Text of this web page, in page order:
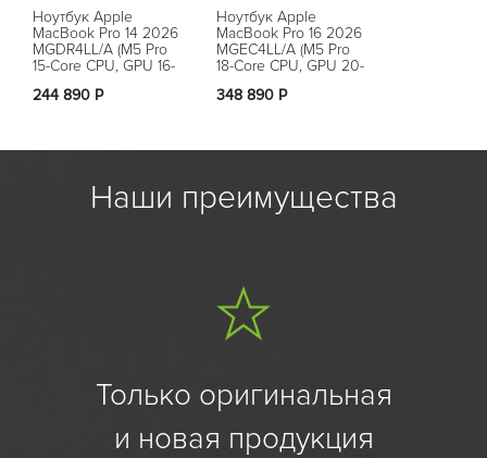
Ноутбук Apple
MacBook Pro 14 2026
MGDR4LL/A (M5 Pro
15-Core CPU, GPU 16-
черный космос
244 890 Р
Ноутбук Apple
MacBook Pro 16 2026
MGEC4LL/A (M5 Pro
18-Core CPU, GPU 20-
черный космос
348 890 Р
Наши преимущества
Только оригинальная
и новая продукция